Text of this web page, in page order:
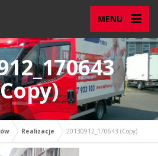
MENU
Realizacje 20130912_170643 (Copy)